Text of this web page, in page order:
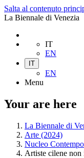
Salta al contenuto
La Biennale di Venezia
IT
EN
IT
EN
Menu
Your are here
La Biennale di
Arte (2024)
Nucleo
Artiste cilene